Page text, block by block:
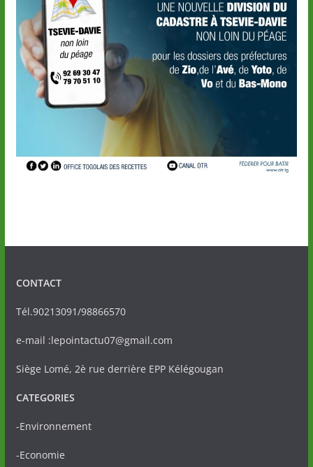
CONTACT
Tél.90213091/98866570
e-mail :lepointactu07@gmail.com
Siège Lomé, 2è rue derrière EPP Kélégougan
CATEGORIES
-Environnement
-Economie